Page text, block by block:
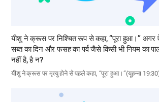
यीशु ने क्रूस पर निश्चित रूप से कहा, “पूरा हुआ।” अगर
सब्त का दिन और फसह का पर्व जैसे किसी भी नियम का
नहीं है, है न?
यीशु ने क्रूस पर मृत्यु होने से पहले कहा, “पूरा हुआ।”(यूहन्ना